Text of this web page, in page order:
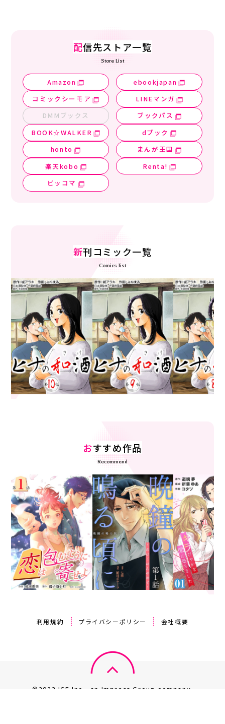
配信先ストア一覧
Store List
Amazon
ebookjapan
コミックシーモア
LINEマンガ
DMMブックス
ブックパス
BOOK☆WALKER
dブック
honto
まんが王国
楽天kobo
Renta!
ピッコマ
新刊コミック一覧
Comics list
おすすめ作品
Recommend
利用規約 プライバシーポリシー 会社概要
©2023 ICE Inc., an Impress Group company.